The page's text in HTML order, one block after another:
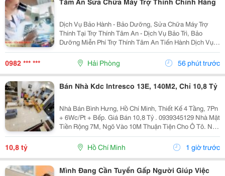
Dịch Vụ Bảo Hành - Bảo Dưỡng, Sửa Chữa Máy Trợ
Thính Tại Trợ Thính Tâm An - Dịch Vụ Bảo Trì, Bảo
Dưỡng Miễn Phí Trợ Thính Tâm An Tiến Hành Dịch Vụ
Bảo Dưỡng, Vệ Sinh Sấy Khô Máy Trợ Thính Định Kì 3
Tháng/1 Lần Đối Với Tất Cả Các Thiêt Bị Trợ...
0982 *** *** Hải Phòng 56 phút trước
Bán Nhà Kdc Intresco 13E, 140M2, Chỉ 10,8 Tỷ
Nhà Bán Bình Hưng, Hồ Chí Minh, Thiết Kế 4 Tầng, 7Pn
+ 6Wc/Pt + Bếp. Giá Bán 10,8 Tỷ . 0939345129 Nhà Mặt
Tiền Rộng 7M, Ngõ Vào 10M Thuận Tiện Cho Ô Tô. Nội
Thất Bao Gồm Điều Hòa, Tủ Lạnh, Giường, Mang Đến
Không Gian Sống Thoải Mái Và Tiện Nghi....
10,8 tỷ Hồ Chí Minh 1 giờ trước
Mình Đang Cần Tuyển Gấp Người Giúp Việc